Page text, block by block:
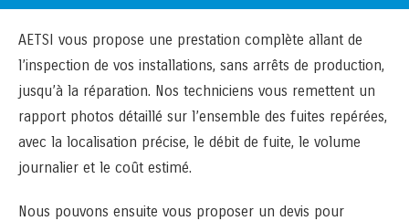
AETSI vous propose une prestation complète allant de
l’inspection de vos installations, sans arrêts de production,
jusqu’à la réparation. Nos techniciens vous remettent un
rapport photos détaillé sur l’ensemble des fuites repérées,
avec la localisation précise, le débit de fuite, le volume
journalier et le coût estimé.
Nous pouvons ensuite vous proposer un devis pour